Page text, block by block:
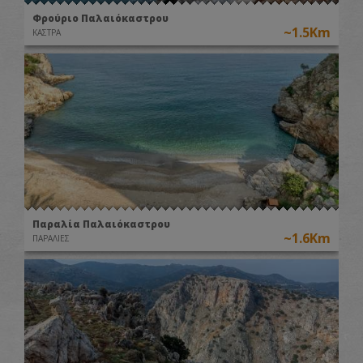
Φρούριο Παλαιόκαστρου
ΚΑΣΤΡΑ ~1.5Km
Παραλία Παλαιόκαστρου
ΠΑΡΑΛΙΕΣ ~1.6Km